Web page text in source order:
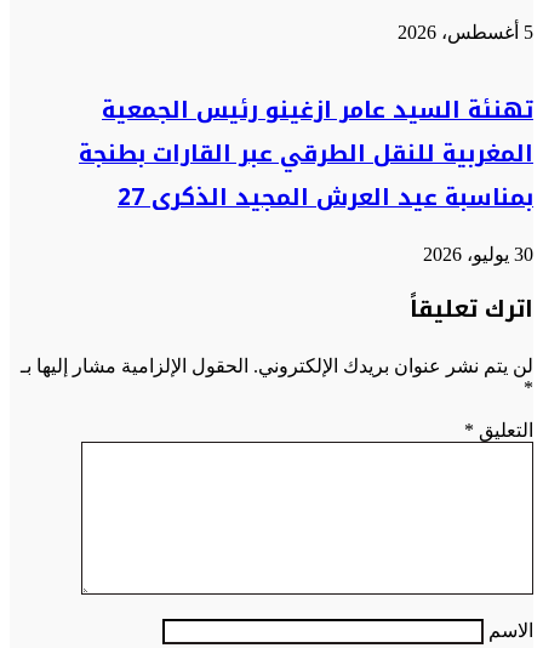
5 أغسطس، 2026
تهنئة السيد عامر ازغينو رئيس الجمعية
المغربية للنقل الطرقي عبر القارات بطنجة
بمناسبة عيد العرش المجيد الذكرى 27
30 يوليو، 2026
اترك تعليقاً
لن يتم نشر عنوان بريدك الإلكتروني. الحقول الإلزامية مشار إليها بـ
*
التعليق *
الاسم